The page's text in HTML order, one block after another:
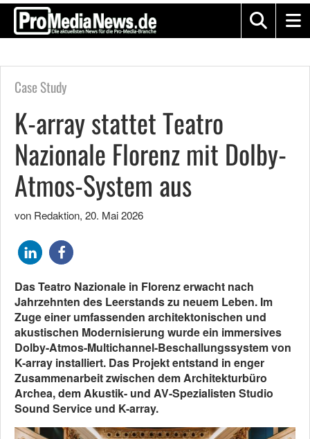
Case Study
K-array stattet Teatro
Nazionale Florenz mit Dolby-
Atmos-System aus
von Redaktion, 20. Mai 2026
Das Teatro Nazionale in Florenz erwacht nach
Jahrzehnten des Leerstands zu neuem Leben. Im
Zuge einer umfassenden architektonischen und
akustischen Modernisierung wurde ein immersives
Dolby-Atmos-Multichannel-Beschallungssystem von
K-array installiert. Das Projekt entstand in enger
Zusammenarbeit zwischen dem Architekturbüro
Archea, dem Akustik- und AV-Spezialisten Studio
Sound Service und K-array.